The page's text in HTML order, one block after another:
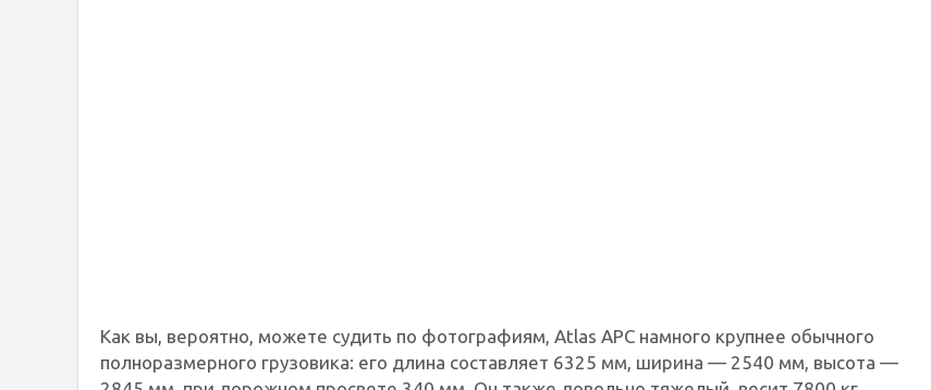
Как вы, вероятно, можете судить по фотографиям, Atlas APC намного крупнее обычного
полноразмерного грузовика: его длина составляет 6325 мм, ширина — 2540 мм, высота —